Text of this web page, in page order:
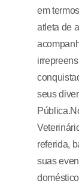
em
atleta de
seus
referida,
suas